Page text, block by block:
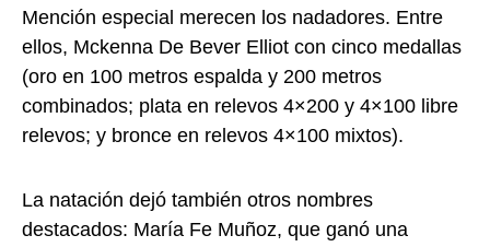
Mención especial merecen los nadadores. Entre
ellos, Mckenna De Bever Elliot con cinco medallas
(oro en 100 metros espalda y 200 metros
combinados; plata en relevos 4×200 y 4×100 libre
relevos; y bronce en relevos 4×100 mixtos).
La natación dejó también otros nombres
destacados: María Fe Muñoz, que ganó una